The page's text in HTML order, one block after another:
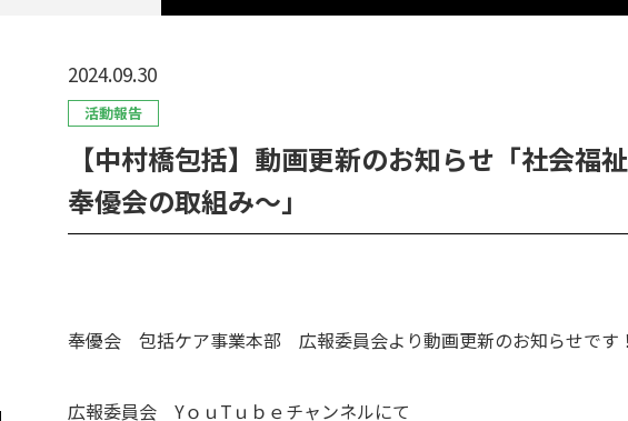
2024.09.30
活動報告
【中村橋包括】動画更新のお知らせ「社会福
奉優会の取組み～」
奉優会 包括ケア事業本部 広報委員会より動画更新のお知らせです
広報委員会 YｏｕTｕｂｅチャンネルにて